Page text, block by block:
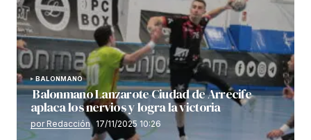
BALONMANO
Balonmano Lanzarote Ciudad de Arrecife
aplaca los nervios y logra la victoria
por Redacción 17/11/2025 10:26